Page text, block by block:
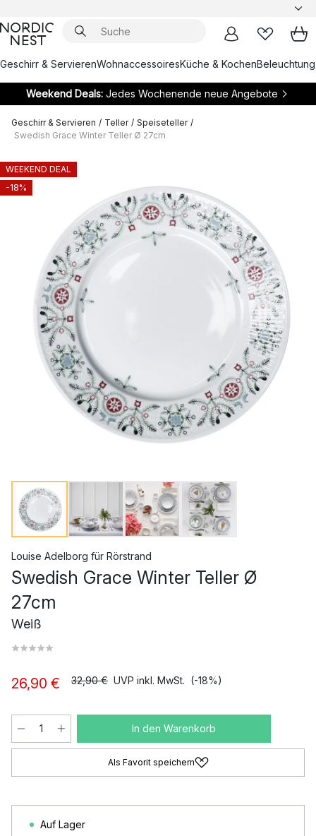
Geschirr & ServierenWohnaccessoiresKüche & KochenBeleuchtung
Weekend Deals:Jedes Wochenende neue Angebote
Geschirr & Servieren / Teller / Speiseteller /
Swedish Grace Winter Teller Ø 27cm
WEEKEND DEAL
-18%
Louise Adelborg für Rörstrand
Swedish Grace Winter Teller Ø
27cm
Weiß
26,90 € 32,90 € UVP inkl. MwSt. (-18%)
In den Warenkorb
Als Favorit speichern
Auf Lager